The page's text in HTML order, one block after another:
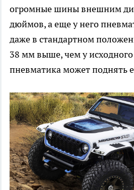
огромные шины внешним
дюймов, а еще у него
даже в стандартном
38 мм выше, чем у исходного
пневматика может поднять